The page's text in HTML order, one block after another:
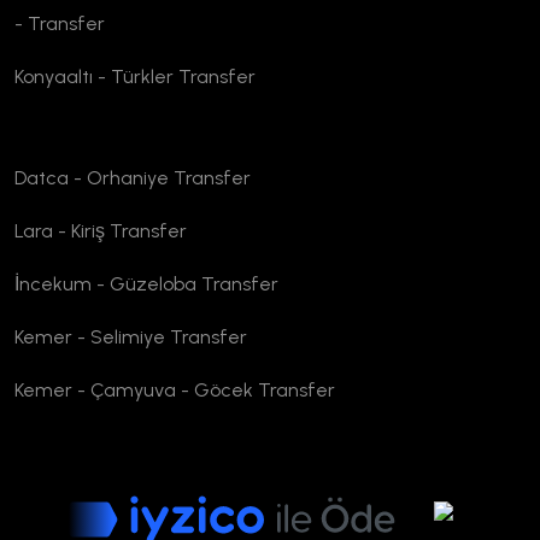
- Transfer
Konyaaltı - Türkler Transfer
Datca - Orhaniye Transfer
Lara - Kiriş Transfer
İncekum - Güzeloba Transfer
Kemer - Selimiye Transfer
Kemer - Çamyuva - Göcek Transfer